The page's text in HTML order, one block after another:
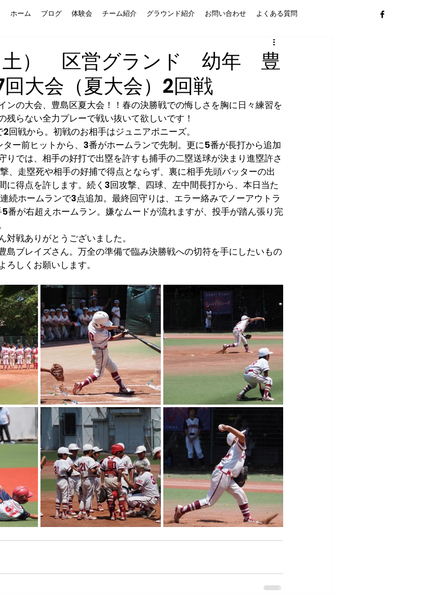
ホーム ブログ 体験会 チーム紹介 グラウンド紹介 お問い合わせ よくある質問
土） 区営グランド 幼年 豊
回大会（夏大会）2回戦
ンの大会、豊島区夏大会！！春の決勝戦での悔しさを胸に日々練習を
残らない全力プレーで戦い抜いて欲しいです！
回戦から。初戦のお相手はジュニアポニーズ。
ー前ヒットから、3番がホームランで先制。更に5番が長打から追加
りでは、相手の好打で出塁を許すも捕手の二塁送球が決まり進塁許さ
、走塁死や相手の好捕で得点とならず、裏に相手先頭バッターの出
に得点を許します。続く3回攻撃、四球、左中間長打から、本日当た
続ホームランで3点追加。最終回守りは、エラー絡みでノーアウトラ
番が右超えホームラン。嫌なムードが流れますが、投手が踏ん張り完
対戦ありがとうございました。
島ブレイズさん。万全の準備で臨み決勝戦への切符を手にしたいもの
しくお願いします。